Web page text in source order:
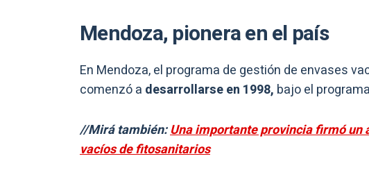
Mendoza, pionera en el país
En Mendoza, el programa de gestión de envases
comenzó a desarrollarse en 1998, bajo el
//Mirá también:Una importante provincia firmó un
vacíos de fitosanitarios